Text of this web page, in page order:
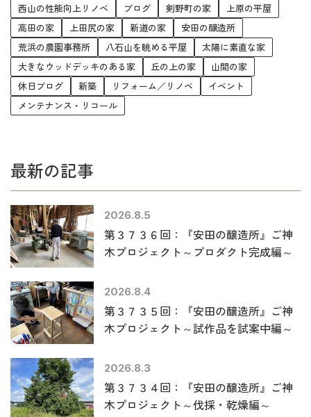
西山の性能向上リノベ
ブログ 剣野町の家
上原の平屋
高田の家
上田尻の家 新道の家
安田の醸造所
荒浜の農園事務所
八石山を眺める平屋
太陽に素直な家
大きなウッドデッキのある家
丘の上の家
山間の家
休日ブログ
新築 リフォーム／リノベ
イベント
メンテナンス・リコール
最新の記事
2026.8.5
第３７３６回：『安田の醸造所』ご神
木プロジェクト～プロダクト完成編～
2026.8.4
第３７３５回：『安田の醸造所』ご神
木プロジェクト～試作品を試案中編～
2026.8.3
第３７３４回：『安田の醸造所』ご神
木プロジェクト～伐採・乾燥編～